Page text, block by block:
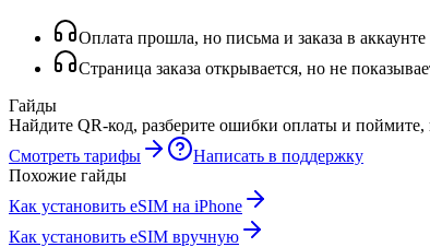
Оплата прошла, но письма и заказа в аккаунте
Страница заказа открывается, но не
Гайды
Найдите QR-код, разберите ошибки оплаты и
Смотреть тарифы
Написать в поддержку
Похожие гайды
Как установить eSIM на iPhone
Как установить eSIM вручную